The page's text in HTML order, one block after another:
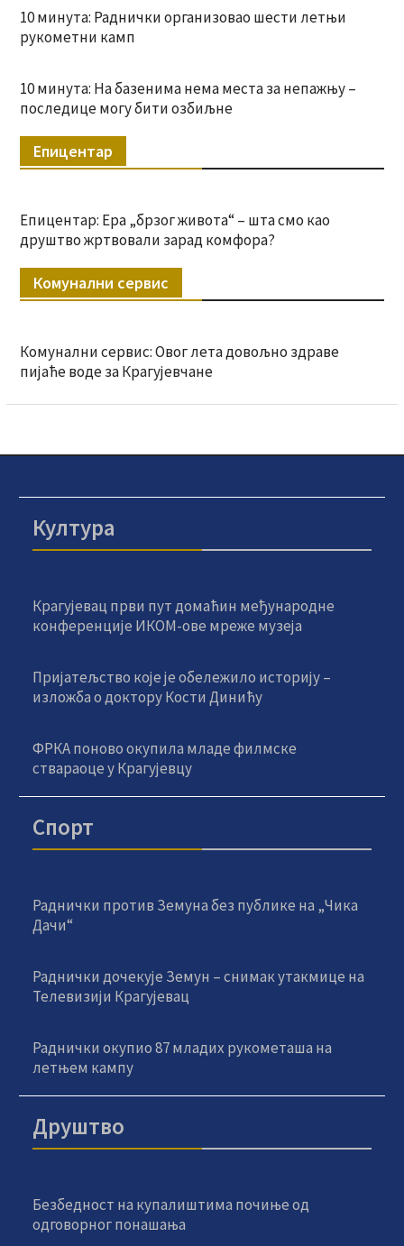
10 минута: Раднички организовао шести летњи
рукометни камп
10 минута: На базенима нема места за непажњу –
последице могу бити озбиљне
Епицентар
Епицентар: Ера „брзог живота“ – шта смо као
друштво жртвовали зарад комфора?
Комунални сервис
Комунални сервис: Овог лета довољно здраве
пијаће воде за Крагујевчане
Култура
Крагујевац први пут домаћин међународне
конференције ИКОМ-ове мреже музеја
Пријатељство које је обележило историју –
изложба о доктору Кости Динићу
ФРКА поново окупила младе филмске
ствараоце у Крагујевцу
Спорт
Раднички против Земуна без публике на „Чика
Дачи“
Раднички дочекује Земун – снимак утакмице на
Телевизији Крагујевац
Раднички окупио 87 младих рукометаша на
летњем кампу
Друштво
Безбедност на купалиштима почиње од
одговорног понашања